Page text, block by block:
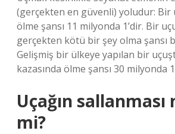
(gerçekten en güvenli) yoludur: Bir
ölme şansı 11 milyonda 1’dir. Bir
gerçekten kötü bir şey olma şansı
Gelişmiş bir ülkeye yapılan bir
kazasında ölme şansı 30 milyonda
Uçağın
mi?